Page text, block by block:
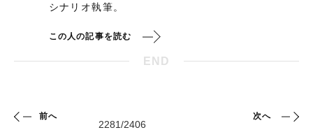
シナリオ執筆。
この人の記事を読む
END
前へ 次へ